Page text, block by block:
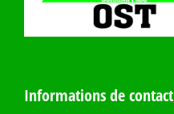
Informations de contact